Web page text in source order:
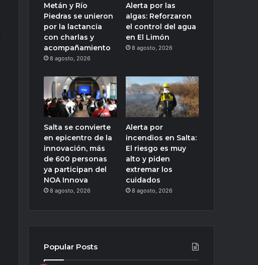
Metán y Río
Piedras se unieron
por la lactancia
con charlas y
acompañamiento
8 agosto, 2026
Alerta por las
algas: Reforzaron
el control del agua
en El Limón
8 agosto, 2026
Salta se convierte
en epicentro de la
innovación, más
de 600 personas
ya participan del
NOA Innova
8 agosto, 2026
Alerta por
incendios en Salta:
El riesgo es muy
alto y piden
extremar los
cuidados
8 agosto, 2026
Popular Posts